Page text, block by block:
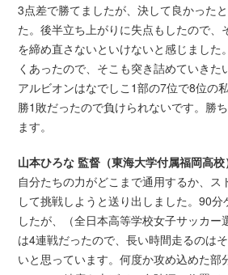
3点差で勝てましたが、決して良かった
た。後半立ち上がりに失点もしたので、
を締め直さないといけないと感じました
くあったので、そこも突き詰めていきた
アルビオンはなでしこ1部の7位で8位の
勝1敗だったので負けられないです。勝
ます。
山本ひろな 監督（東海大学付属福岡高校
自分たちの力がどこまで通用するか、ス
して挑戦しようと送り出しました。90
したが、（全日本高等学校女子サッカー
は4連戦だったので、長い時間走るのは
いと思っています。何度か攻め込めた部